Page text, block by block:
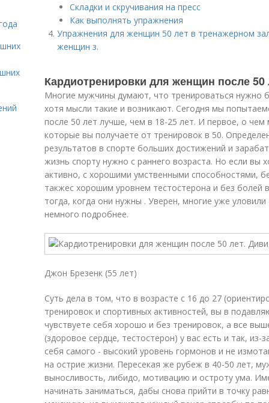
Складки и скручивания на пресс
Как выполнять упражнения
Упражнения для женщин 50 лет в тренажерном
женщин з.
Кардиотренировки для женщин после
Многие мужчины думают, что тренироваться нужно
хотя мысли такие и возникают. Сегодня мы
после 50 лет лучше, чем в 18-25 лет. И первое, о
которые вы получаете от тренировок в 50.
результатов в спорте больших достижений и
жизнь спорту нужно с раннего возраста. Но если вы
активно, с хорошими умственными способностями,
такжес хорошим уровнем тестостерона и без болей
тогда, когда они нужны . Уверен, многие уже уловили
немного подробнее.
Джон Брезенк (55 лет)
Суть дела в том, что в возрасте с 16 до 27
тренировок и спортивных активностей, вы в
чувствуете себя хорошо и без тренировок, а все
(здоровое сердце, тестостерон) у вас есть и так,
себя самого - высокий уровень гормонов и не
на острие жизни. Пересекая же рубеж в 40-50 лет,
выносливость, либидо, мотивацию и остроту ума.
начинать заниматься, дабы снова прийти в точку